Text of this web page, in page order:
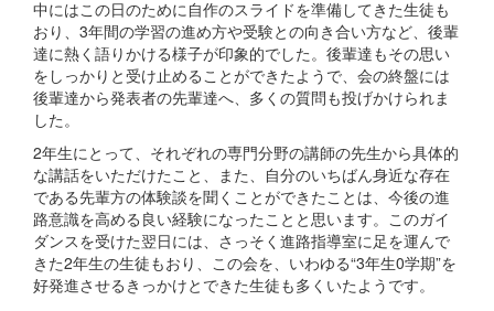
中にはこの日のために自作のスライドを準備してきた生徒も
おり、3年間の学習の進め方や受験との向き合い方など、後輩
達に熱く語りかける様子が印象的でした。後輩達もその思い
をしっかりと受け止めることができたようで、会の終盤には
後輩達から発表者の先輩達へ、多くの質問も投げかけられま
した。
2年生にとって、それぞれの専門分野の講師の先生から具体的
な講話をいただけたこと、また、自分のいちばん身近な存在
である先輩方の体験談を聞くことができたことは、今後の進
路意識を高める良い経験になったことと思います。このガイ
ダンスを受けた翌日には、さっそく進路指導室に足を運んで
きた2年生の生徒もおり、この会を、いわゆる“3年生0学期”を
好発進させるきっかけとできた生徒も多くいたようです。